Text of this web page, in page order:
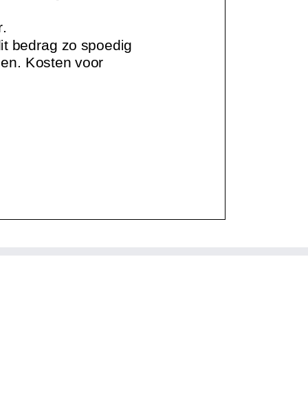
bedrag zo spoedig
Kosten voor